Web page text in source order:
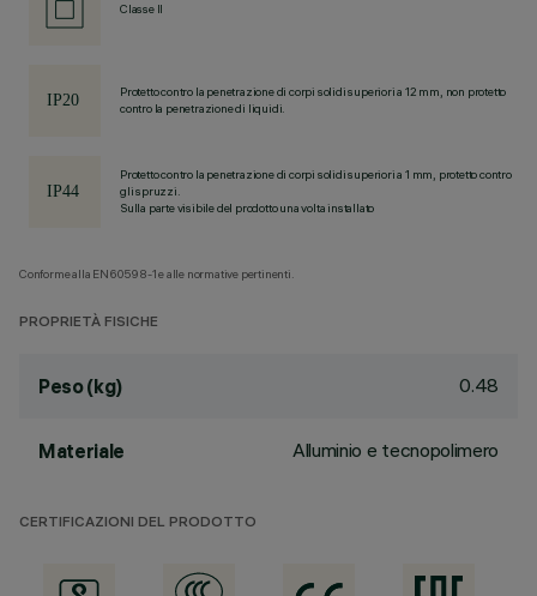
Classe II
Protetto contro la penetrazione di corpi solidi superiori a 12 mm, non protetto
contro la penetrazione di liquidi.
Protetto contro la penetrazione di corpi solidi superiori a 1 mm, protetto contro
gli spruzzi.
Sulla parte visibile del prodotto una volta installato
Conforme alla EN60598-1 e alle normative pertinenti.
PROPRIETÀ FISICHE
Peso (kg) 0.48
Materiale Alluminio e tecnopolimero
CERTIFICAZIONI DEL PRODOTTO